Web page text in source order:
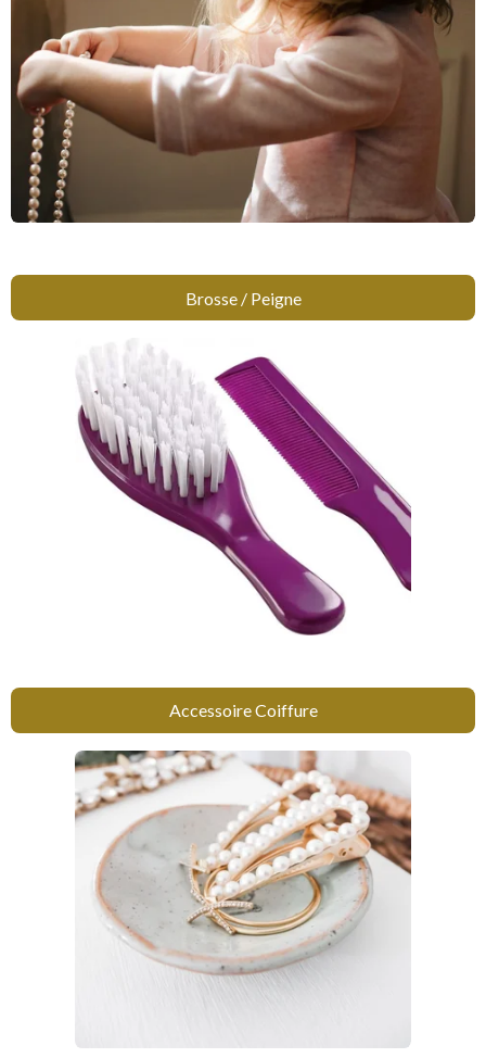
Brosse / Peigne
Accessoire Coiffure